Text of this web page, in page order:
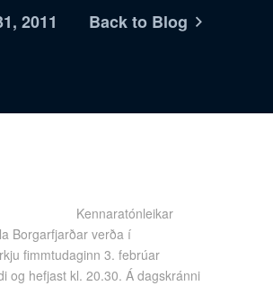
2011 Back to Blog
Kennaratónleikar
Borgarfjarðar verða í
fimmtudaginn 3. febrúar
og hefjast kl. 20.30. Á dagskránni